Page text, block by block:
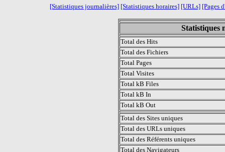
[Statistiques journalières] [Statistiques horaires] [URLs] [Pages
Statistiques
Total des Hits
Total des Fichiers
Total Pages
Total Visites
Total kB Files
Total kB In
Total kB Out
Total des Sites uniques
Total des URLs uniques
Total des Référents uniques
Total des Navigateurs